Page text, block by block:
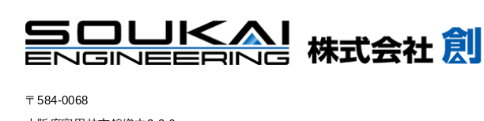
〒584-0068